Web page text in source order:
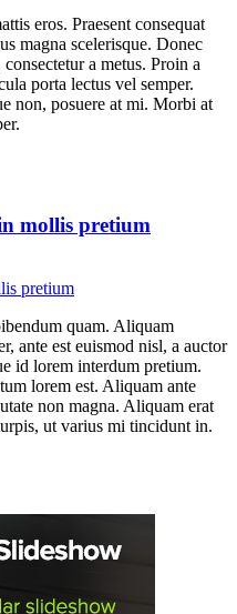
eros. Praesent consequat
magna scelerisque. Donec
a metus. Proin a
porta lectus vel semper.
non, posuere at mi. Morbi at
mollis pretium
quam. Aliquam
ante est euismod nisl, a auctor
id lorem interdum pretium.
lorem est. Aliquam ante
non magna. Aliquam erat
ut varius mi tincidunt in.